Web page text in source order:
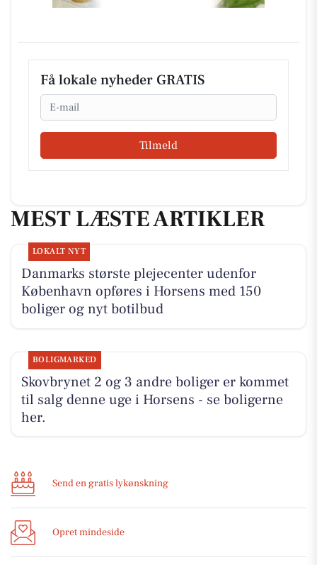
Få lokale nyheder GRATIS
Email
Tilmeld
MEST LÆSTE ARTIKLER
LOKALT NYT
Danmarks største plejecenter udenfor
København opføres i Horsens med 150
boliger og nyt botilbud
BOLIGMARKED
Skovbrynet 2 og 3 andre boliger er kommet
til salg denne uge i Horsens - se boligerne
her.
Send en gratis lykønskning
Opret mindeside